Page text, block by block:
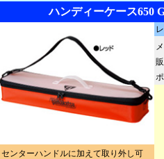
ハンディーケース650
センターハンドルに加えて取り外し可